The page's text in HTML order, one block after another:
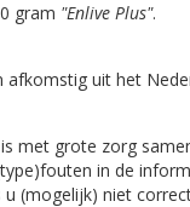
gram "Enlive Plus".
afkomstig uit het
met grote zorg
in de
(mogelijk) niet